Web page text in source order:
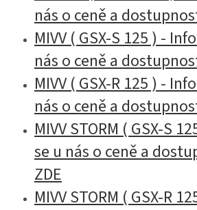
nás o ceně a
MIVV ( GSX-S 125 ) -
nás o ceně a
MIVV ( GSX-R 125 ) -
nás o ceně a
MIVV STORM ( GSX-S
se u nás o ceně a
ZDE
MIVV STORM ( GSX-R